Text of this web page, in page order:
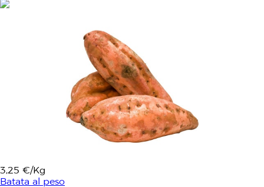
3,25 €/Kg
Batata al peso